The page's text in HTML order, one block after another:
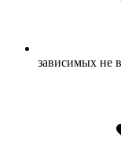
зависимых не